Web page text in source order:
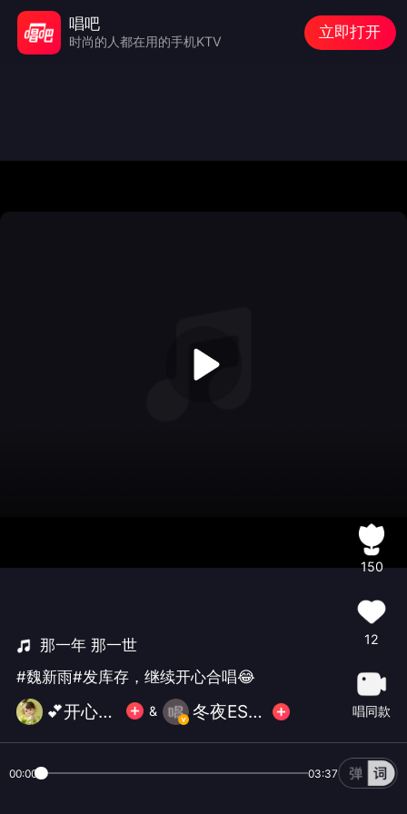
那一年 那一世
#魏新雨#发库存，继续开心合唱😂
💕开心果💕 🌹 & 冬夜ESSE🚬
150
12
唱同款
00:00 03:37
唱吧
时尚的人都在用的手机KTV
立即打开